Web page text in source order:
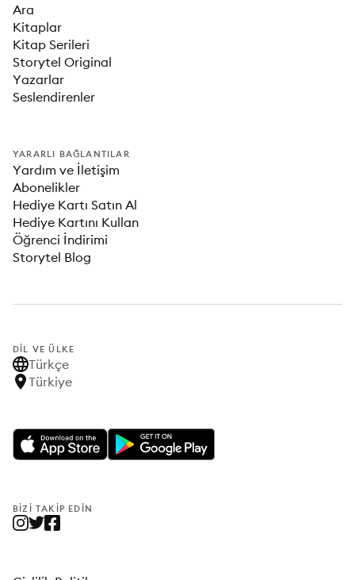
Ara
Kitaplar
Kitap Serileri
Storytel Original
Yazarlar
Seslendirenler
YARARLI BAĞLANTILAR
Yardım ve İletişim
Abonelikler
Hediye Kartı Satın Al
Hediye Kartını Kullan
Öğrenci İndirimi
Storytel Blog
DIL VE ÜLKE
Türkçe
Türkiye
BIZI TAKIP EDIN